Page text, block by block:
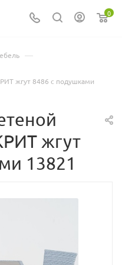
0
—
жгут 8486 с подушками
жгут
13821